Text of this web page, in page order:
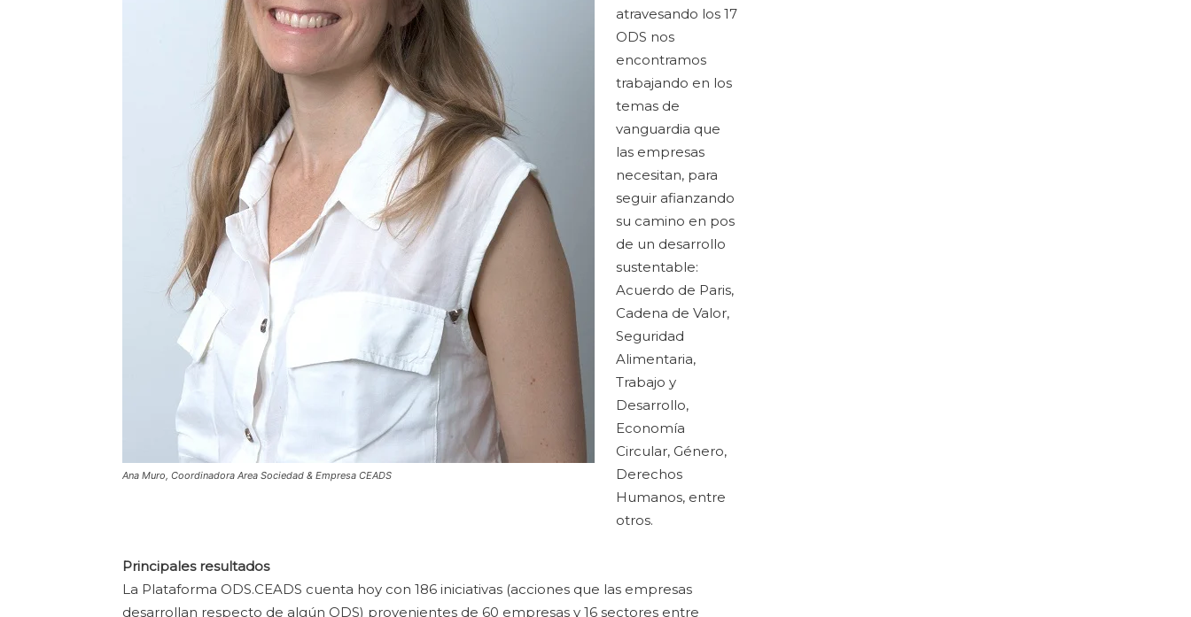
Ana Muro, Coordinadora Area Sociedad & Empresa CEADS
atravesando los 17
ODS nos
encontramos
trabajando en los
temas de
vanguardia que
las empresas
necesitan, para
seguir afianzando
su camino en pos
de un desarrollo
sustentable:
Acuerdo de Paris,
Cadena de Valor,
Seguridad
Alimentaria,
Trabajo y
Desarrollo,
Economía
Circular, Género,
Derechos
Humanos, entre
otros.
Principales resultados
La Plataforma ODS.CEADS cuenta hoy con 186 iniciativas (acciones que las empresas
desarrollan respecto de algún ODS) provenientes de 60 empresas y 16 sectores entre